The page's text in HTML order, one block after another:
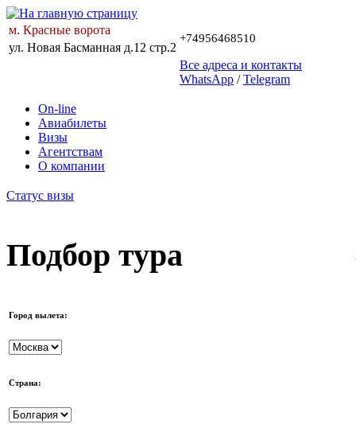
м. Красные ворота
+74956468510
ул. Новая Басманная д.12 стр.2
Все адреса и контакты
WhatsApp /Telegram
On-line
Авиабилеты
Визы
Агентствам
О компании
Статус визы
Подбор тура
Город вылета:
Страна: